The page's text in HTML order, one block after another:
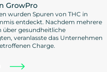
GrowPro
wurden Spuren von THC in
entdeckt. Nachdem mehrere
über gesundheitliche
veranlasste das Unternehmen
Charge.